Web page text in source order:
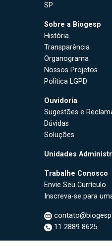
SP
Sobre a Biogesp
História
Transparência
Organograma
Nossos Projetos
Política LGPD
Ouvidoria
Sugestões e
Dúvidas
Soluções
Unidades
Trabalhe Conosco
Envie Seu Currículo
Inscreva-se para
11 2889 8625